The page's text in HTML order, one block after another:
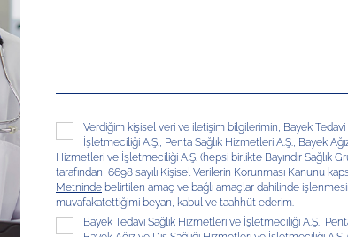
Verdiğim kişisel veri ve iletişim bilgilerimin, Bayek Tedavi
İşletmeciliği A.Ş., Penta Sağlık Hizmetleri A.Ş., Bayek
Hizmetleri ve İşletmeciliği A.Ş. (hepsi birlikte Bayındır Sağlık
tarafından, 6698 sayılı Kişisel Verilerin Korunması Kanunu
Metninde belirtilen amaç ve bağlı amaçlar dahilinde
muvafakatettiğimi beyan, kabul ve taahhüt ederim.
Bayek Tedavi Sağlık Hizmetleri ve İşletmeciliği A.Ş.,